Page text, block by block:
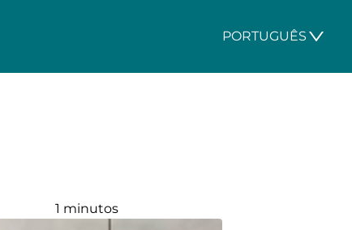
PORTUGUÊS
1 minutos